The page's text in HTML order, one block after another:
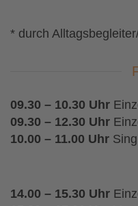
* durch
09.30 – 10.30 Uhr
09.30 – 12.30 Uhr
10.00 – 11.00 Uhr
14.00 – 15.30 Uhr